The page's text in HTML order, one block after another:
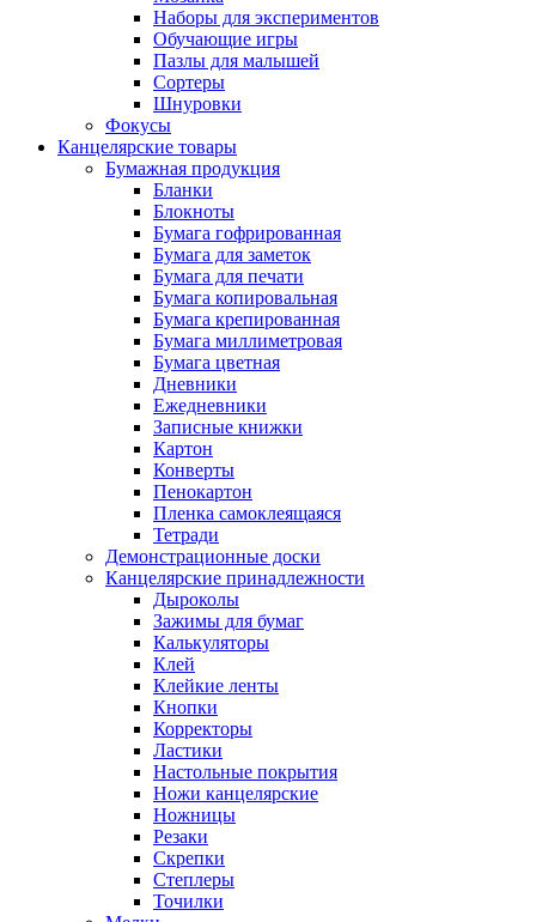
Наборы для экспериментов
Обучающие игры
Пазлы для малышей
Сортеры
Шнуровки
Фокусы
Канцелярские товары
Бумажная продукция
Бланки
Блокноты
Бумага гофрированная
Бумага для заметок
Бумага для печати
Бумага копировальная
Бумага крепированная
Бумага миллиметровая
Бумага цветная
Дневники
Ежедневники
Записные книжки
Картон
Конверты
Пенокартон
Пленка самоклеящаяся
Тетради
Демонстрационные доски
Канцелярские принадлежности
Дыроколы
Зажимы для бумаг
Калькуляторы
Клей
Клейкие ленты
Кнопки
Корректоры
Ластики
Настольные покрытия
Ножи канцелярские
Ножницы
Резаки
Скрепки
Степлеры
Точилки